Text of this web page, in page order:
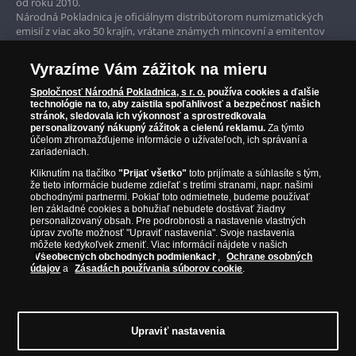
ustanovil jej sviatok pre celú Cirkev. Oficiálny
dekrét vyhlasujúci Sedembolestnú Pannu Máriu
za patrónku Slovenska bol v roku 1927 vydaný
Sedembolestnej Panne Márii je zasvätených na
Slovensku viacero kostolov či bazilík. Najväčšou
národnou svätyňou je bazilika v Šaštíne, ktorá je
opradená mnohými povesťami.
nájdete na www.narodnapokladnica.sk.
všetkými predpismi pre predaj tovaru na diaľku.
Pokiaľ si chcete tovar objednať, musíte byť starší ako
18 rokov. Predmetom Vašej objednávky je výhradne
tu ponúkaný tovar. Tovar expedujeme najneskôr do
30 dní po prijatí objednávky. Produkt bude odoslaný
v dokonalom novom stave, pokiaľ nie je uvedené inak
(napr. historické či použité vzácne mince). Každú
zásielku nám môžete prostredníctvom Slovenskej
pošty a.s. zaslať späť. V prípade vrátenia už
uhradenej zásielky Vám vrátime uhradenú
fakturovanú čiastku v priebehu 30 dní. Reklamácie
môžete podať písomne na adresu predávajúceho,
emailom alebo telefonicky na zákazníckej linke.
Postup riešenia pri reklamácii je popísaný
Osobné údaje označené hviezdičkou* sú nevyhnutné
na uzavretie a plnenie zmluvy o kúpe tovaru. Máme
tiež záujem zasielať Vám ponuky našich tovarov
Iba originálne produkty
Národná Pokladnica je oficiálnym distribútorom numizmatických
emisií z viac ako 50 krajín, vrátane známych mincovní a emitentov
ako je Britská kráľovská mincovňa, Kráľovská kanadská mincovňa,
Parížska mincovňa, Nórska mincovňa, Fínska mincovňa alebo
Austrálska mincovňa Perth. Spoločnosť svojim zákazníkom a
zberateľom garantuje, že všetky produkty sú v originálnej a v
prvotriednej kvalite, čo je doložené aj priloženým Certifikátom
autentickosti.
© Copyright 2026 - Národná Pokladnica, s. r. o.; Námestie Mateja Korvína 1,
www.narodnapokladnica.sk; IČO: 45 480 206, DIČ: SK2023004302
Upraviť nastavenie súborov cookie môžetekliknutím na tento
Vyrazíme Vám zážitok na mieru
Spoločnosť Národná Pokladnica, s r. o. používa cookies a ďalšie
technológie na to, aby zaistila spoľahlivosť a bezpečnosť našich
stránok, sledovala ich výkonnosť a sprostredkovala
personalizovaný nákupný zážitok a cielenú reklamu. Za týmto
účelom zhromažďujeme informácie o užívateľoch, ich správaní a
zariadeniach.
Kliknutím na tlačítko"Prijať všetko" toto prijímate a súhlasíte s tým,
že tieto informácie budeme zdieľať s tretími stranami, napr. našimi
obchodnými partnermi. Pokiaľ toto odmietnete, budeme používať
len základné cookies a bohužiaľ nebudete dostávať žiadny
personalizovaný obsah. Pre podrobnosti a nastavenie vlastných
úprav zvoľte možnosť "Upraviť nastavenia". Svoje nastavenia
môžete kedykoľvek zmeniť. Viac informácií nájdete v našich
Všeobecných obchodných podmienkach ,
Ochrane osobných
údajov a Zásadách používania súborov cookie.
Upraviť nastavenia